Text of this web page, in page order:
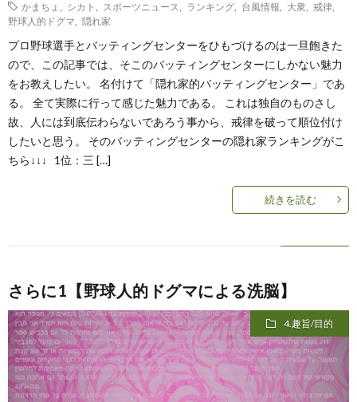
かまちょ
シカト スポーツニュース ランキング 台風情報 大衆 戒律
野球人的ドグマ
隠れ家
プロ野球選手とバッティングセンターをひもづけるのは一旦飽きた
ので、この記事では、そこのバッティングセンターにしかない魅力
をお教えしたい。 名付けて「隠れ家的バッティングセンター」であ
る。 全て実際に行って感じた魅力である。 これは独自のものさし
故、人には到底伝わらないであろう事から、戒律を破って順位付け
したいと思う。 そのバッティングセンターの隠れ家ランキングがこ
ちら↓↓↓ 1位：三 […]
続きを読む
さらに1【野球人的ドグマによる洗脳】
4.趣旨/目的